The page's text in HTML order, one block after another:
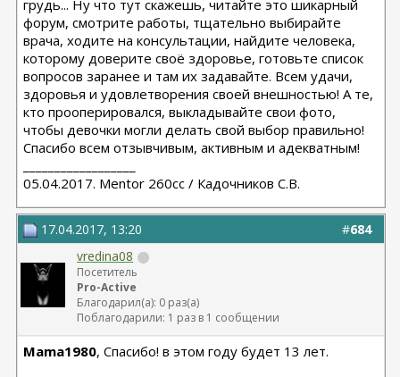
грудь... Ну что тут скажешь, читайте это шикарный
форум, смотрите работы, тщательно выбирайте
врача, ходите на консультации, найдите человека,
которому доверите своё здоровье, готовьте список
вопросов заранее и там их задавайте. Всем удачи,
здоровья и удовлетворения своей внешностью! А те,
кто прооперировался, выкладывайте свои фото,
чтобы девочки могли делать свой выбор правильно!
Спасибо всем отзывчивым, активным и адекватным!
05.04.2017. Mentor 260cc / Кадочников С.В.
#684
17.04.2017, 13:20
vredina08
Посетитель
Pro-Active
Благодарил(а): 0 раз(а)
Поблагодарили: 1 раз в 1 сообщении
Mama1980, Спасибо! в этом году будет 13 лет.